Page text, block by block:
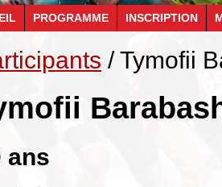
PROGRAMME INSCRIPTION
/ Tymofii
ans